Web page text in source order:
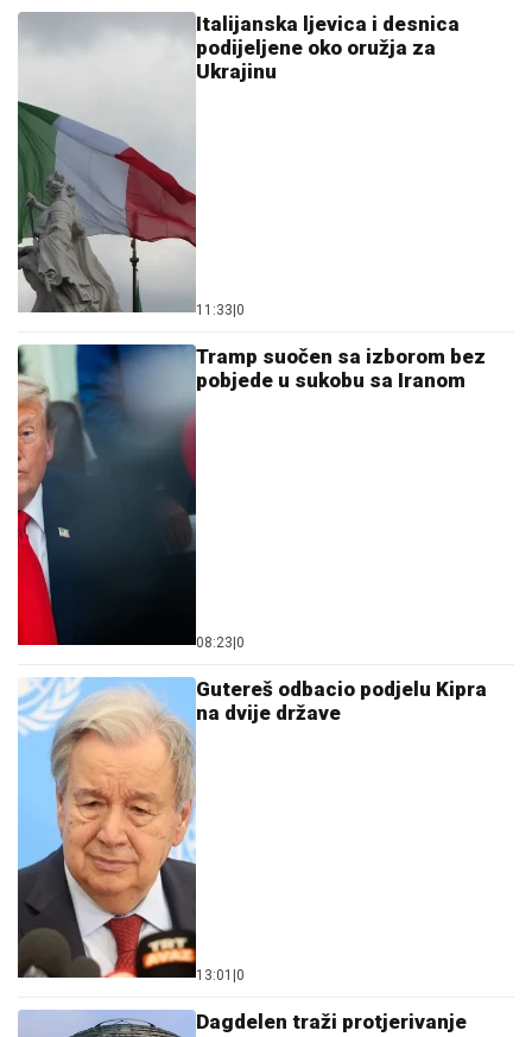
Italijanska ljevica i desnica
podijeljene oko oružja za
Ukrajinu
11:33|0
Tramp suočen sa izborom bez
pobjede u sukobu sa Iranom
08:23|0
Gutereš odbacio podjelu Kipra
na dvije države
13:01 |0
Dagdelen traži protjerivanje